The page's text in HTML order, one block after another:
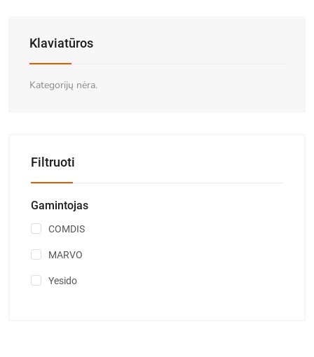
Klaviatūros
Kategorijų nėra.
Filtruoti
Gamintojas
COMDIS
MARVO
Yesido